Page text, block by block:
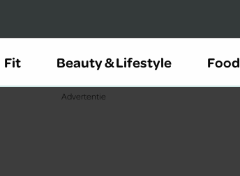
Fit Beauty & Lifestyle Food